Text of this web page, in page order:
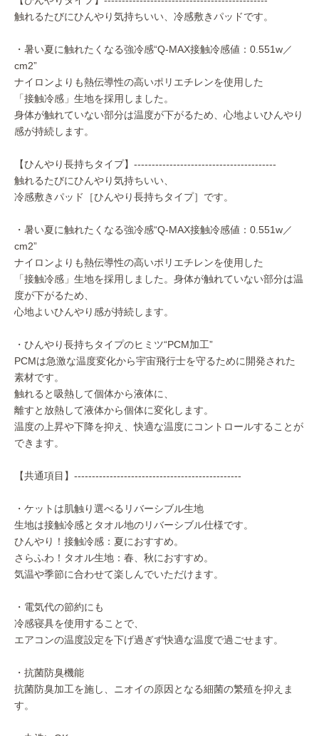
触れるたびにひんやり気持ちいい、冷感敷きパッドです。
・暑い夏に触れたくなる強冷感“Q-MAX接触冷感値：0.551w／
cm2”
ナイロンよりも熱伝導性の高いポリエチレンを使用した
「接触冷感」生地を採用しました。
身体が触れていない部分は温度が下がるため、心地よいひんやり
感が持続します。
【ひんやり長持ちタイプ】----------------------------------------
触れるたびにひんやり気持ちいい、
冷感敷きパッド［ひんやり長持ちタイプ］です。
・暑い夏に触れたくなる強冷感“Q-MAX接触冷感値：0.551w／
cm2”
ナイロンよりも熱伝導性の高いポリエチレンを使用した
「接触冷感」生地を採用しました。身体が触れていない部分は温
度が下がるため、
心地よいひんやり感が持続します。
・ひんやり長持ちタイプのヒミツ“PCM加工”
PCMは急激な温度変化から宇宙飛行士を守るために開発された
素材です。
触れると吸熱して個体から液体に、
離すと放熱して液体から個体に変化します。
温度の上昇や下降を抑え、快適な温度にコントロールすることが
できます。
【共通項目】-----------------------------------------------
・ケットは肌触り選べるリバーシブル生地
生地は接触冷感とタオル地のリバーシブル仕様です。
ひんやり！接触冷感：夏におすすめ。
さらふわ！タオル生地：春、秋におすすめ。
気温や季節に合わせて楽しんでいただけます。
・電気代の節約にも
冷感寝具を使用することで、
エアコンの温度設定を下げ過ぎず快適な温度で過ごせます。
・抗菌防臭機能
抗菌防臭加工を施し、ニオイの原因となる細菌の繁殖を抑えま
す。